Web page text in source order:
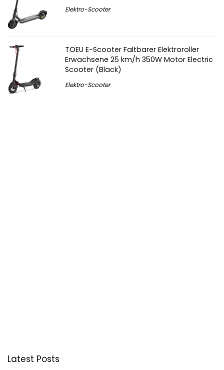
Elektro-Scooter
TOEU E-Scooter Faltbarer Elektroroller
Erwachsene 25 km/h 350W Motor Electric
Scooter (Black)
Elektro-Scooter
Latest Posts